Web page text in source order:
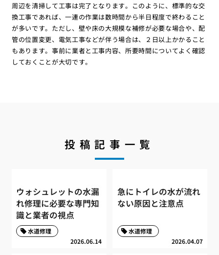
周辺を清掃して工事は完了となります。このように、標準的な交
換工事であれば、一連の作業は数時間から半日程度で終わること
が多いです。ただし、壁や床の大規模な補修が必要な場合や、配
管の位置変更、電気工事などが伴う場合は、２日以上かかること
もあります。事前に業者と工事内容、所要時間についてよく確認
しておくことが大切です。
投稿記事一覧
ウォシュレットの水漏
れ修理に必要な専門知
識と業者の視点
2026.06.14
水道修理
急にトイレの水が流れ
ない原因と注意点
2026.04.07
水道修理